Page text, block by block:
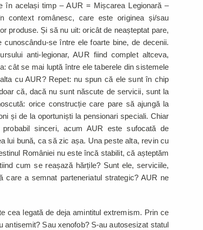
în același timp – AUR = Mișcarea Legionară –
românesc, care este originea și/sau
produse. Și să nu uit: oricât de neașteptat pare,
se între ele foarte bine, de decenii.
anti-legionar, AUR fiind complet altceva,
cât se mai luptă între ele taberele din sistemele
cu AUR? Repet: nu spun că ele sunt în chip
că, dacă nu sunt născute de servicii, sunt la
orice construcție care pare să ajungă la
și de la oportuniști la pensionari speciali. Chiar
sinceri, acum AUR este sufocată de
lui bună, ca să zic așa. Una peste alta, revin cu
României nu este încă stabilit, că așteptăm
cum se reașază hărțile? Sunt ele, serviciile,
care a semnat parteneriatul strategic? AUR ne
cea legată de deja amintitul extremism. Prin ce
Sau xenofob? S-au autosesizat statul